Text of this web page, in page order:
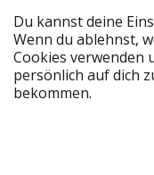
HolidayPirates
Lerne uns kennen
Über uns
Du kannst deine
Wenn du ablehnst,
Cookies verwenden
persönlich auf dich
bekommen.